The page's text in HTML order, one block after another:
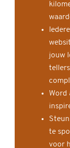
jouw
Word
te
voor